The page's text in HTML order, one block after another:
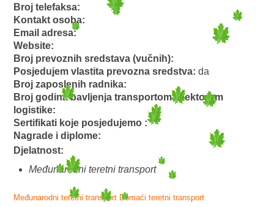
Broj telefaksa:
Kontakt osoba:
Email adresa:
Website:
Broj prevoznih sredstava (vučnih):
Posjedujem vlastita prevozna sredstva:da
Broj zaposlenih radnika:
Broj godina bavljenja transportom i sektorom
logistike:
Sertifikati koje posjedujemo :
Nagrade i diplome:
Djelatnost:
Međunarodni teretni transport
Međunarodni teretni transport Domaći teretni transport